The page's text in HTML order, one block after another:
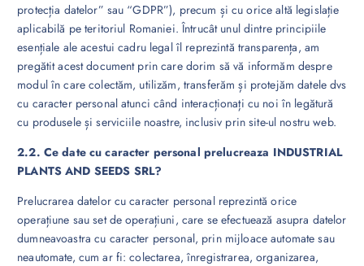
protecția datelor” sau “GDPR”), precum și cu orice altă legislație
aplicabilă pe teritoriul Romaniei. Întrucât unul dintre principiile
esențiale ale acestui cadru legal îl reprezintă transparența, am
pregătit acest document prin care dorim să vă informăm despre
modul în care colectăm, utilizăm, transferăm și protejăm datele dvs
cu caracter personal atunci când interacționați cu noi în legătură
cu produsele și serviciile noastre, inclusiv prin site-ul nostru web.
2.2. Ce date cu caracter personal prelucreaza INDUSTRIAL
PLANTS AND SEEDS SRL?
Prelucrarea datelor cu caracter personal reprezintă orice
operațiune sau set de operațiuni, care se efectuează asupra datelor
dumneavoastra cu caracter personal, prin mijloace automate sau
neautomate, cum ar fi: colectarea, înregistrarea, organizarea,